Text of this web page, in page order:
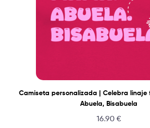
Camiseta personalizada | Celebra linaje
Abuela, Bisabuela
16.90 €